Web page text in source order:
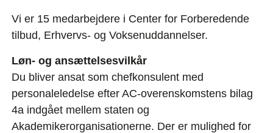
Vi er 15 medarbejdere i Center for Forberedende
tilbud, Erhvervs- og Voksenuddannelser.
Løn- og ansættelsesvilkår
Du bliver ansat som chefkonsulent med
personaleledelse efter AC-overenskomstens bilag
4a indgået mellem staten og
Akademikerorganisationerne. Der er mulighed for